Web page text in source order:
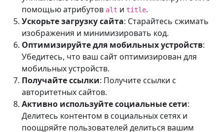
помощью атрибутов alt и title.
Ускорьте загрузку сайта: Старайтесь сжимать
изображения и минимизировать код.
Оптимизируйте для мобильных устройств:
Убедитесь, что ваш сайт оптимизирован для
мобильных устройств.
Получайте ссылки: Получите ссылки с
авторитетных сайтов.
Активно используйте социальные сети:
Делитесь контентом в социальных сетях и
поощряйте пользователей делиться вашим